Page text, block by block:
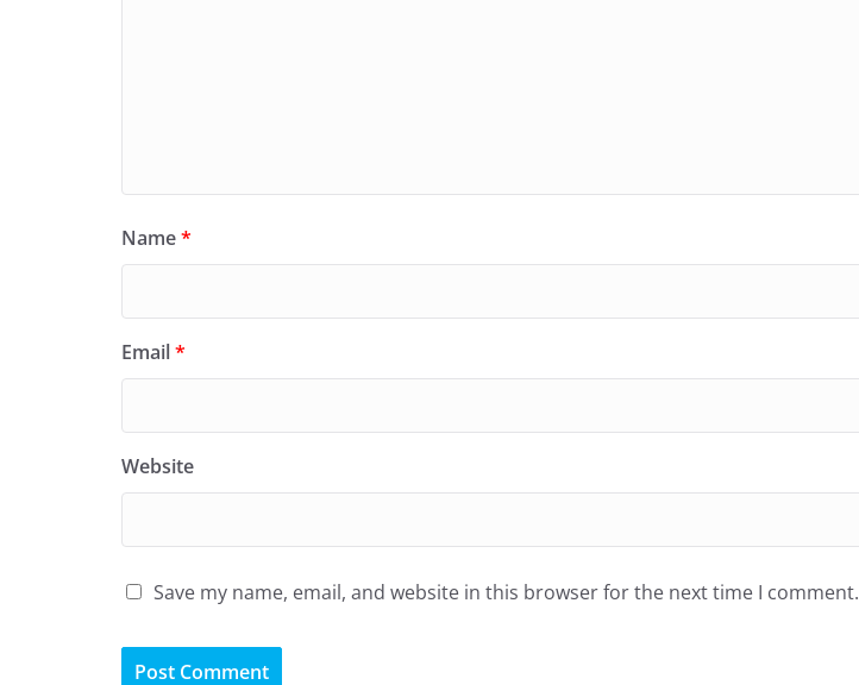
Name*
Email*
Website
Save my name, email, and website in this browser for the next time I comment.